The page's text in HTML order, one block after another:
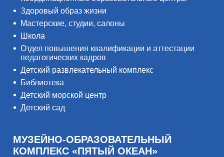
Здоровый образ жизни
Мастерские, студии, салоны
Школа
Отдел повышения квалификации и аттестации
педагогических кадров
Детский развлекательный комплекс
Библиотека
Детский морской центр
Детский сад
МУЗЕЙНО-ОБРАЗОВАТЕЛЬНЫЙ
КОМПЛЕКС «ПЯТЫЙ ОКЕАН»